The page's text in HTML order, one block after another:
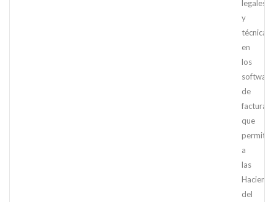
legales
y
técnicas
en
los
de
que
permiten
a
las
del